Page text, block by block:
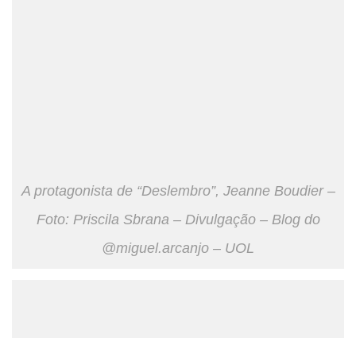
A protagonista de “Deslembro”, Jeanne Boudier –
Foto: Priscila Sbrana – Divulgação – Blog do
@miguel.arcanjo – UOL